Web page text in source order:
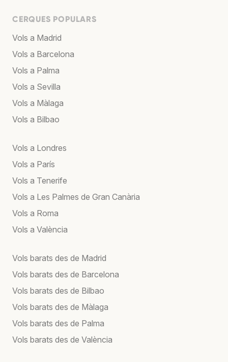
CERQUES POPULARS
Vols a Madrid
Vols a Barcelona
Vols a Palma
Vols a Sevilla
Vols a Màlaga
Vols a Bilbao
Vols a Londres
Vols a París
Vols a Tenerife
Vols a Les Palmes de Gran Canària
Vols a Roma
Vols a València
Vols barats des de Madrid
Vols barats des de Barcelona
Vols barats des de Bilbao
Vols barats des de Màlaga
Vols barats des de Palma
Vols barats des de València